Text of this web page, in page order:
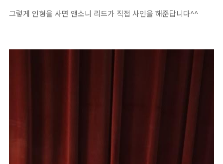
그렇게 인형을 사면 앤소니 리드가 직접 사인을 해준답니다^^